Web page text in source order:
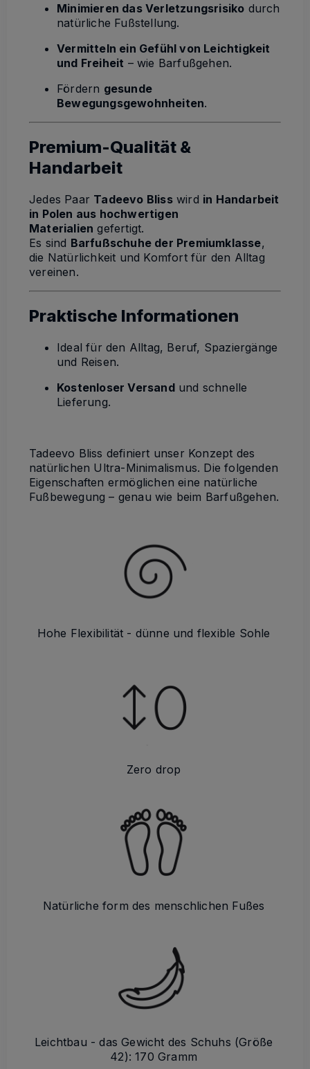
Minimieren das Verletzungsrisiko durch
natürliche Fußstellung.
Vermitteln ein Gefühl von Leichtigkeit
und Freiheit – wie Barfußgehen.
Fördern gesunde
Bewegungsgewohnheiten.
Premium-Qualität &
Handarbeit
Jedes Paar Tadeevo Blisswird in Handarbeit
in Polen aus hochwertigen
Materialien gefertigt.
Es sind Barfußschuhe der Premiumklasse,
die Natürlichkeit und Komfort für den Alltag
vereinen.
Praktische Informationen
Ideal für den Alltag, Beruf, Spaziergänge
und Reisen.
Kostenloser Versandund schnelle
Lieferung.
Tadeevo Bliss definiert unser Konzept des
natürlichen Ultra-Minimalismus. Die folgenden
Eigenschaften ermöglichen eine natürliche
Fußbewegung – genau wie beim Barfußgehen.
Hohe Flexibilität - dünne und flexible Sohle
Zero drop
Natürliche form des menschlichen Fußes
Leichtbau - das Gewicht des Schuhs (Größe
42): 170 Gramm